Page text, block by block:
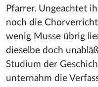
Pfarrer. Ungeachtet
noch die
wenig Musse übrig
dieselbe doch
Studium der
unternahm die